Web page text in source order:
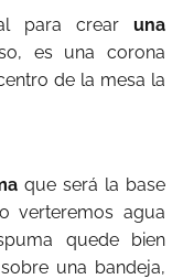
para crear una
es una corona
de la mesa la
que será la base
verteremos agua
quede bien
una bandeja,